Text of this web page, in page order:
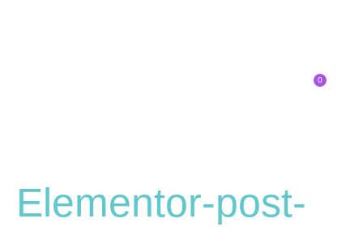
0
Elementor-post-